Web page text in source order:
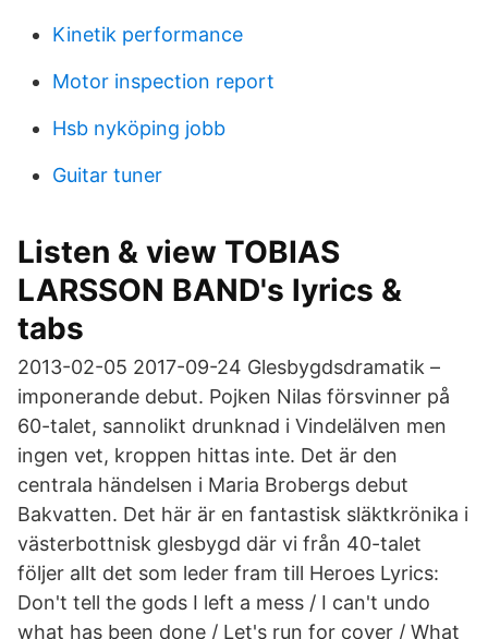
Kinetik performance
Motor inspection report
Hsb nyköping jobb
Guitar tuner
Listen & view TOBIAS
LARSSON BAND's lyrics &
tabs
2013-02-05 2017-09-24 Glesbygdsdramatik –
imponerande debut. Pojken Nilas försvinner på
60-talet, sannolikt drunknad i Vindelälven men
ingen vet, kroppen hittas inte. Det är den
centrala händelsen i Maria Brobergs debut
Bakvatten. Det här är en fantastisk släktkrönika i
västerbottnisk glesbygd där vi från 40-talet
följer allt det som leder fram till Heroes Lyrics:
Don't tell the gods I left a mess / I can't undo
what has been done / Let's run for cover / What